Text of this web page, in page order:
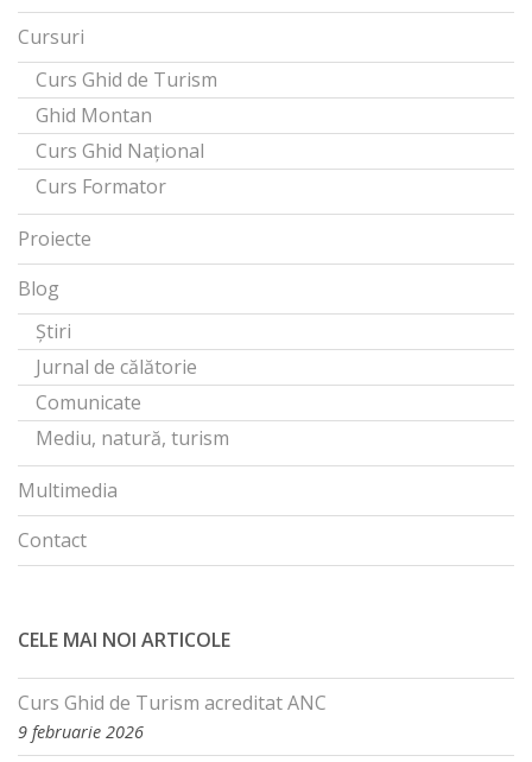
Cursuri
Curs Ghid de Turism
Ghid Montan
Curs Ghid Național
Curs Formator
Proiecte
Blog
Știri
Jurnal de călătorie
Comunicate
Mediu, natură, turism
Multimedia
Contact
CELE MAI NOI ARTICOLE
Curs Ghid de Turism acreditat ANC
9 februarie 2026